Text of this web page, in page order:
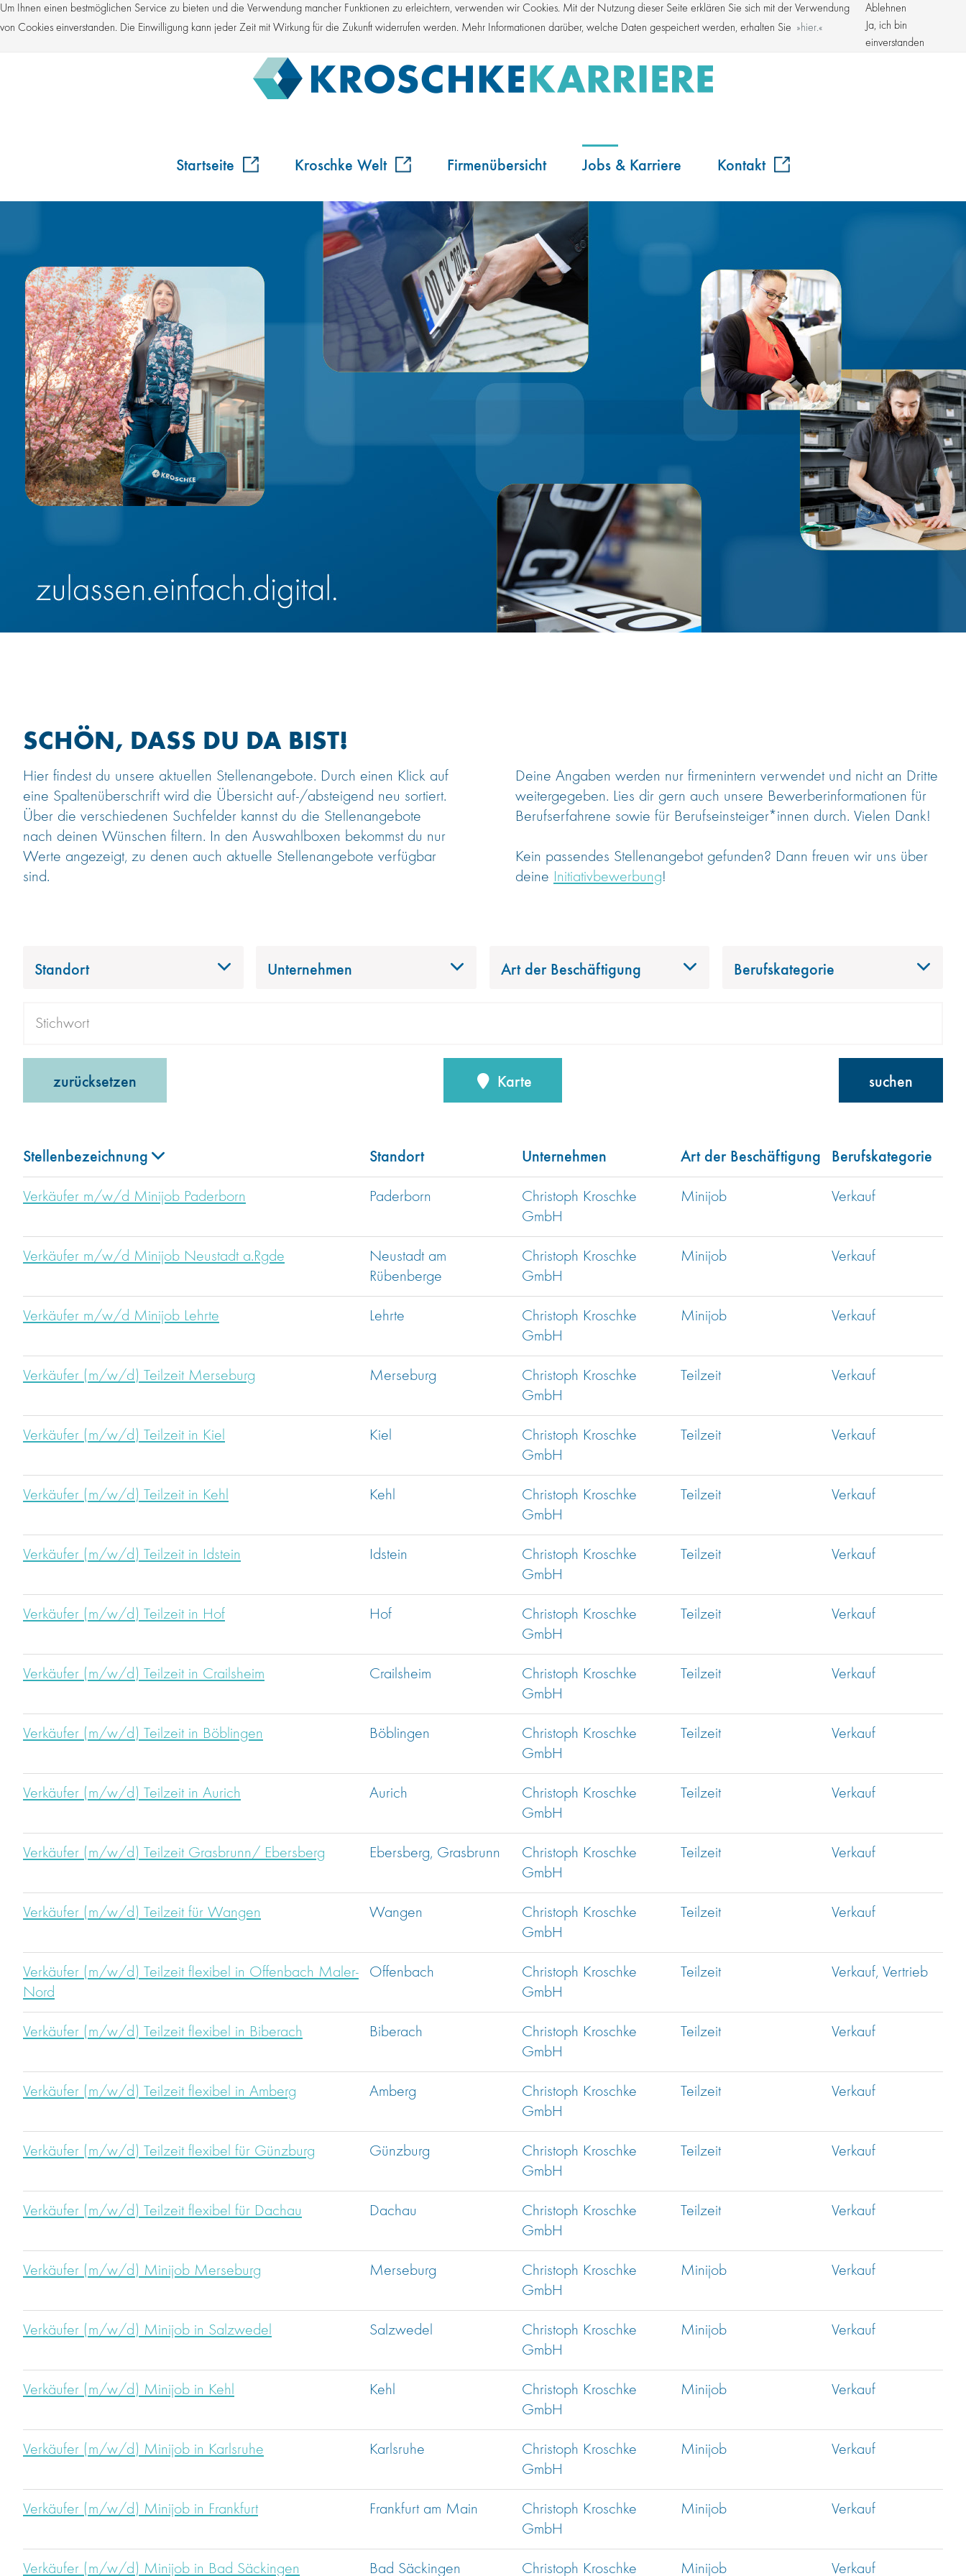
Um Ihnen einen bestmöglichen Service zu bieten und die Verwendung mancher Funktionen zu erleichtern, verwenden wir Cookies. Mit der Nutzung dieser Seite erklären Sie sich mit der Verwendung
von Cookies einverstanden. Die Einwilligung kann jeder Zeit mit Wirkung für die Zukunft widerrufen werden. Mehr Informationen darüber, welche Daten gespeichert werden, erhalten Sie
hier.
Ablehnen
Ja, ich bin
einverstanden
Kroschke Gruppe
Startseite Kroschke Welt Firmenübersicht Jobs & Karriere Kontakt
SCHÖN, DASS DU DA BIST!
Hier findest du unsere aktuellen Stellenangebote. Durch einen Klick auf
eine Spaltenüberschrift wird die Übersicht auf-/absteigend neu sortiert.
Über die verschiedenen Suchfelder kannst du die Stellenangebote
nach deinen Wünschen filtern. In den Auswahlboxen bekommst du nur
Werte angezeigt, zu denen auch aktuelle Stellenangebote verfügbar
sind.
Deine Angaben werden nur firmenintern verwendet und nicht an Dritte
weitergegeben. Lies dir gern auch unsere Bewerberinformationen für
Berufserfahrene sowie für Berufseinsteiger*innen durch. Vielen Dank!
Kein passendes Stellenangebot gefunden? Dann freuen wir uns über
deine Initiativbewerbung!
Standort Unternehmen Art der Beschäftigung Berufskategorie
zurücksetzen Karte suchen
Stellenbezeichnung Standort Unternehmen Art der Beschäftigung Berufskategorie
Verkäufer m/w/d Minijob Paderborn Paderborn
Christoph Kroschke
GmbH
Minijob Verkauf
Verkäufer m/w/d Minijob Neustadt a.Rgde
Neustadt am
Rübenberge
Christoph Kroschke
GmbH
Minijob Verkauf
Verkäufer m/w/d Minijob Lehrte Lehrte
Christoph Kroschke
GmbH
Minijob Verkauf
Verkäufer (m/w/d) Teilzeit Merseburg Merseburg
Christoph Kroschke
GmbH
Teilzeit Verkauf
Verkäufer (m/w/d) Teilzeit in Kiel Kiel
Christoph Kroschke
GmbH
Teilzeit Verkauf
Verkäufer (m/w/d) Teilzeit in Kehl Kehl
Christoph Kroschke
GmbH
Teilzeit Verkauf
Verkäufer (m/w/d) Teilzeit in Idstein Idstein
Christoph Kroschke
GmbH
Teilzeit Verkauf
Verkäufer (m/w/d) Teilzeit in Hof Hof
Christoph Kroschke
GmbH
Teilzeit Verkauf
Verkäufer (m/w/d) Teilzeit in Crailsheim Crailsheim
Christoph Kroschke
GmbH
Teilzeit Verkauf
Verkäufer (m/w/d) Teilzeit in Böblingen Böblingen
Christoph Kroschke
GmbH
Teilzeit Verkauf
Verkäufer (m/w/d) Teilzeit in Aurich Aurich
Christoph Kroschke
GmbH
Teilzeit Verkauf
Verkäufer (m/w/d) Teilzeit Grasbrunn/ Ebersberg Ebersberg, Grasbrunn
Christoph Kroschke
GmbH
Teilzeit Verkauf
Verkäufer (m/w/d) Teilzeit für Wangen Wangen
Christoph Kroschke
GmbH
Teilzeit Verkauf
Verkäufer (m/w/d) Teilzeit flexibel in Offenbach Maler-
Nord
Offenbach
Christoph Kroschke
GmbH
Teilzeit Verkauf, Vertrieb
Verkäufer (m/w/d) Teilzeit flexibel in Biberach Biberach
Christoph Kroschke
GmbH
Teilzeit Verkauf
Verkäufer (m/w/d) Teilzeit flexibel in Amberg Amberg
Christoph Kroschke
GmbH
Teilzeit Verkauf
Verkäufer (m/w/d) Teilzeit flexibel für Günzburg Günzburg
Christoph Kroschke
GmbH
Teilzeit Verkauf
Verkäufer (m/w/d) Teilzeit flexibel für Dachau Dachau
Christoph Kroschke
GmbH
Teilzeit Verkauf
Verkäufer (m/w/d) Minijob Merseburg Merseburg
Christoph Kroschke
GmbH
Minijob Verkauf
Verkäufer (m/w/d) Minijob in Salzwedel Salzwedel
Christoph Kroschke
GmbH
Minijob Verkauf
Verkäufer (m/w/d) Minijob in Kehl Kehl
Christoph Kroschke
GmbH
Minijob Verkauf
Verkäufer (m/w/d) Minijob in Karlsruhe Karlsruhe
Christoph Kroschke
GmbH
Minijob Verkauf
Verkäufer (m/w/d) Minijob in Frankfurt Frankfurt am Main
Christoph Kroschke
GmbH
Minijob Verkauf
Verkäufer (m/w/d) Minijob in Bad Säckingen Bad Säckingen Christoph Kroschke Minijob Verkauf